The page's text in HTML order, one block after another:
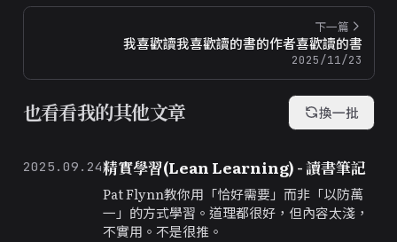
下一篇
我喜歡讀我喜歡讀的書的作者喜歡讀的書
2025/11/23
也看看我的其他文章 換一批
2025.09.24精實學習(Lean Learning) - 讀書筆記
Pat Flynn教你用「恰好需要」而非「以防萬
一」的方式學習。道理都很好，但內容太淺，
不實用。不是很推。